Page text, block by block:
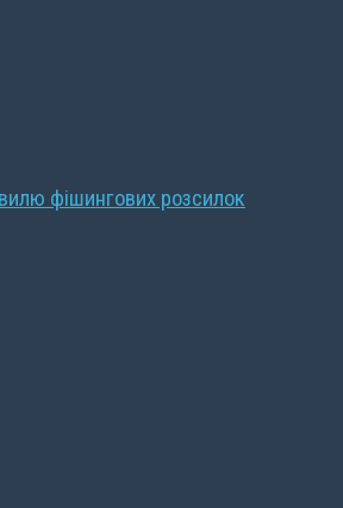
фішингових розсилок